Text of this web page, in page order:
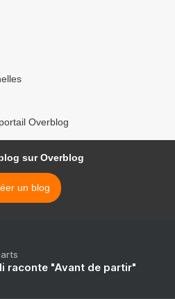
Overblog
sur Overblog
un blog
raconte "Avant de partir"